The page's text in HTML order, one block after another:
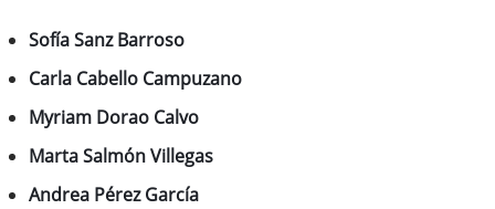
Sofía Sanz Barroso
Carla Cabello Campuzano
Myriam Dorao Calvo
Marta Salmón Villegas
Andrea Pérez García